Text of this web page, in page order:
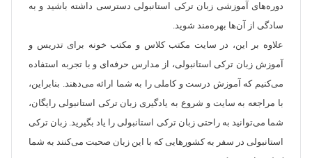
دوره‌های آموزشی زبان ترکی استانبولی دسترسی داشته باشید و به
سادگی از آن‌ها بهره‌مند شوید.
علاوه بر این، در سایت مکتب کلاس و مکتب خونه برای تدریس و
آموزش زبان ترکی استانبولی، از مدارس حرفه‌ای و با تجربه استفاده
می‌کنیم که آموزش درست و کاملی را به شما ارائه می‌دهند. بنابراین،
با مراجعه به سایت و شروع به یادگیری زبان ترکی استانبولی رایگان،
شما می‌توانید به راحتی زبان ترکی استانبولی را یاد بگیرید. زبان ترکی
استانبولی در سفر به کشورهایی که با این زبان صحبت می‌کنند به شما